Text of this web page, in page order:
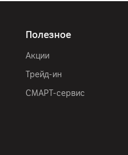
Полезное
Акции
Трейд-ин
СМАРТ-сервис